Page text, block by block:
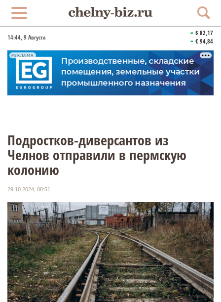
14:44, 9 Августа
$ 82,17
€ 94,84
РЕКЛАМА
Подростков-диверсантов из
Челнов отправили в пермскую
колонию
29.10.2024, 08:51